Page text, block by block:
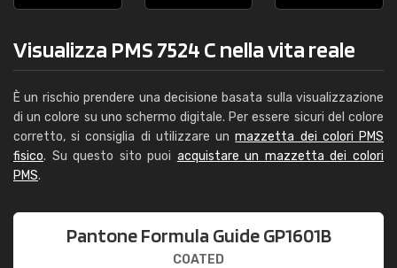
Visualizza PMS 7524 C nella vita reale
È un rischio prendere una decisione basata sulla visualizzazione
di un colore su uno schermo digitale. Per essere sicuri del colore
corretto, si consiglia di utilizzare unmazzetta dei colori PMS
fisico. Su questo sito puoi acquistare un mazzetta dei colori
PMS.
Pantone Formula Guide GP1601B
COATED